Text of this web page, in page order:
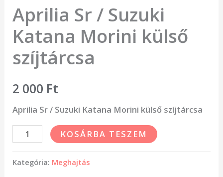
Aprilia Sr / Suzuki
Katana Morini külső
szíjtárcsa
2 000 Ft
Aprilia Sr / Suzuki Katana Morini külső szíjtárcsa
KOSÁRBA TESZEM
Kategória: Meghajtás